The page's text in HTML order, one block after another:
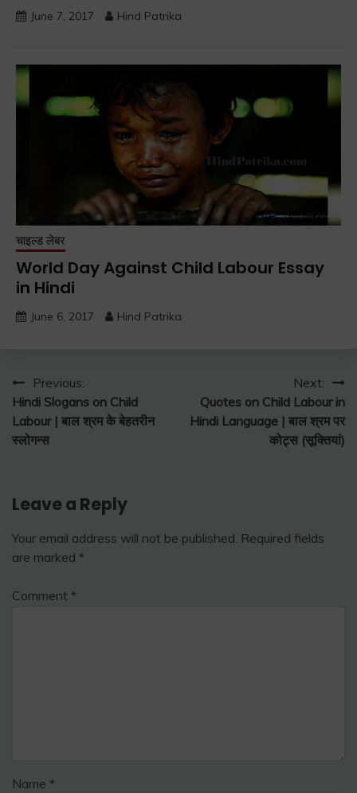
June 7, 2017 Hind Patrika
चाइल्ड लेबर
World Day Against Child Labour Essay
in Hindi
June 6, 2017 Hind Patrika
Post
navigation
Previous:
Hindi Slogans on Child
Labour | बाल श्रम के बेहतरीन
स्लोगन्स
Next:
Quotes on Child Labour in
Hindi Language | बाल श्रम पर
कोट्स (सूक्तियां)
Leave a Reply
Your email address will not be published. Required fields
are marked *
Comment *
Name *